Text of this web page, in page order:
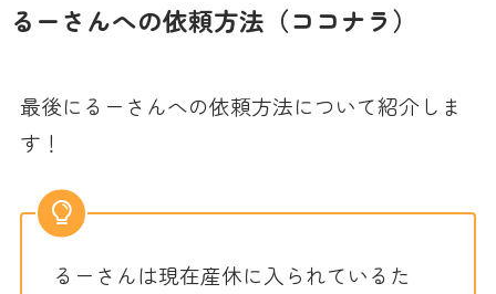
るーさんへの依頼方法（ココナラ）
最後にるーさんへの依頼方法について紹介しま
す！
るーさんは現在産休に入られているた